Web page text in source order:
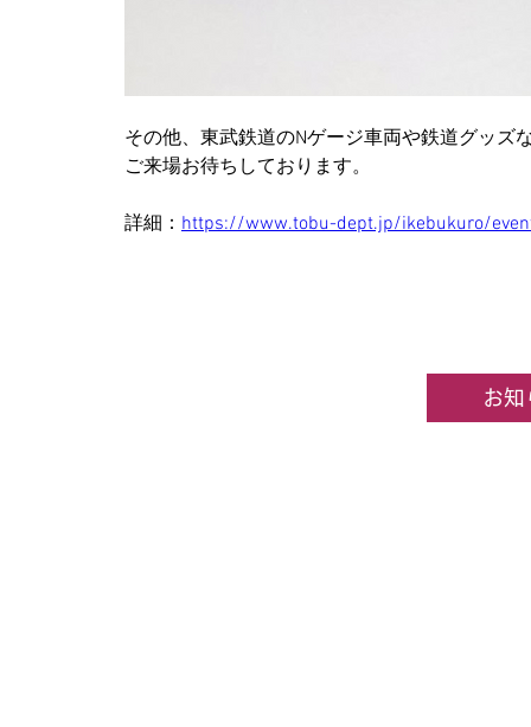
その他、東武鉄道のNゲージ車両や鉄道グッズ
ご来場お待ちしております。
詳細： https://www.tobu-dept.jp/ikebukuro/
お